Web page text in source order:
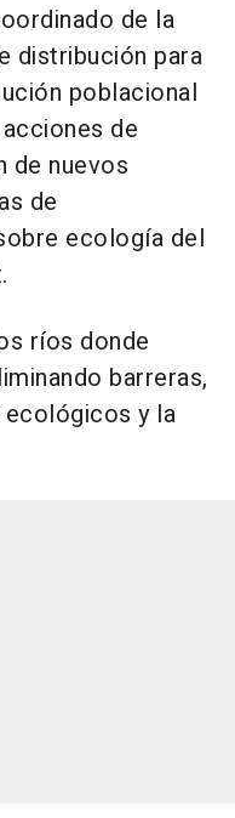
de la
distribución para
poblacional
de
de nuevos
de
ecología del
ríos donde
barreras,
y la